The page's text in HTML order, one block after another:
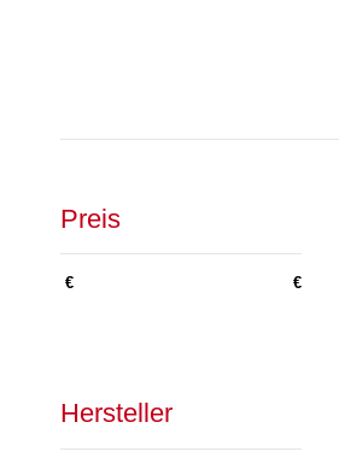
Preis
€ €
Hersteller